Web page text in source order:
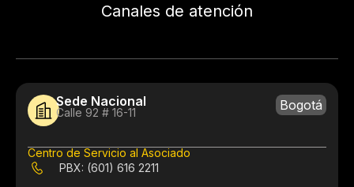
Canales de atención
Sede Nacional
Calle 92 # 16-11 Bogotá
Centro de Servicio al Asociado
PBX: (601) 616 2211